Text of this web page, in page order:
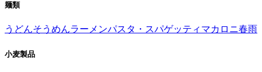
麺類
うどんそうめんラーメンパスタ・スパゲッティ マカロニ春雨
小麦製品